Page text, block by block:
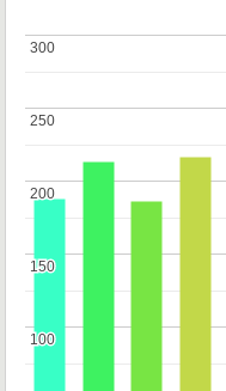
100
100
150
150
200
200
250
250
300
300